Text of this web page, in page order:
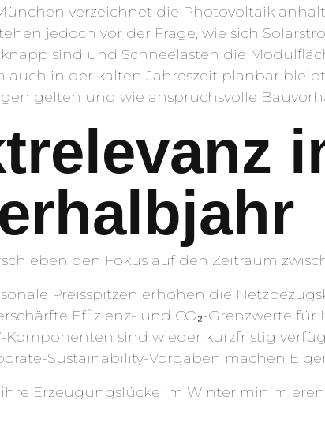
verzeichnet die Photovoltaik
jedoch vor der Frage, wie sich
sind und Schneelasten die
auch in der kalten Jahreszeit planbar
gelten und wie anspruchsvolle
den Fokus auf den Zeitraum
Preisspitzen erhöhen die
Effizienz- und CO₂-Grenzwerte
Komponenten sind wieder kurzfristig
Sustainability-Vorgaben machen
Erzeugungslücke im Winter